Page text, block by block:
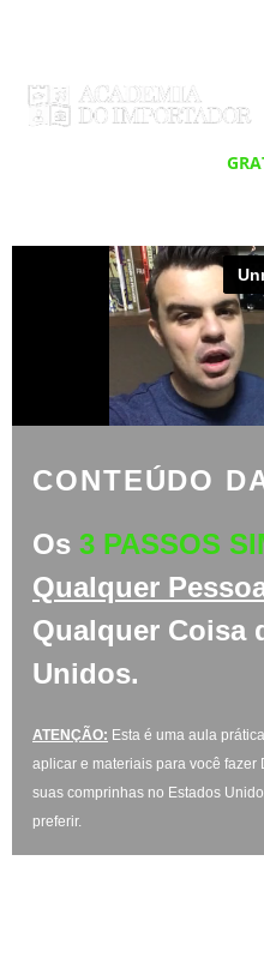
CONTEÚDO
Os 3 PASSOS
Qualquer
Qualquer Coisa
Unidos.
ATENÇÃO: Esta é uma aula
aplicar e materiais para você fazer
suas comprinhas no Estados
preferir.